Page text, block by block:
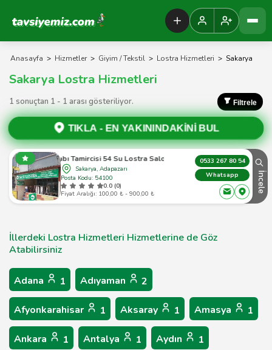
Tavsiyemiz Anasayfa
Anasayfa > Hizmetler > Giyim / Tekstil > Lostra Hizmetleri > Sakarya
Sakarya Lostra Hizmetleri
1 sonuçtan 1 - 1 arası gösteriliyor. Filtrele
TIKLA - EN YAKININDAKİNİ BUL
Ayakkabı Tamircisi 54 Su Lostra Salonu
Sakarya, Adapazarı
Posta Kodu: 54100
0.0 (0)
Fiyat Aralığı: 100,00 ₺ - 900,00 ₺
0533 267 80 54
Whatsapp
İncele
İllerdeki Lostra Hizmetleri Hizmetlerine de Göz
Atabilirsiniz
Adana 1 Adıyaman 2
Afyonkarahisar 1 Aksaray 1 Amasya 1
Ankara 1 Antalya 1 Aydın 1